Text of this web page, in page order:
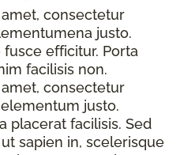
consectetur
justo.
efficitur. Porta
facilisis non.
consectetur
justo.
placerat facilisis. Sed
sapien in, scelerisque